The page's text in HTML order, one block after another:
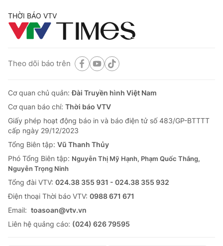
THỜI BÁO VTV
Theo dõi báo trên
Cơ quan chủ quản:Đài Truyền hình Việt Nam
Cơ quan báo chí: Thời báo VTV
Giấy phép hoạt động báo in và báo điện tử số 483/GP-BTTTT
cấp ngày 29/12/2023
Tổng Biên tập: Vũ Thanh Thủy
Phó Tổng Biên tập: Nguyễn Thị Mỹ Hạnh, Phạm Quốc Thắng,
Nguyễn Trọng Ninh
Tổng đài VTV: 024.38 355 931 - 024.38 355 932
Ðiện thoại Thời báo VTV: 0988 671 671
Email: toasoan@vtv.vn
Liên hệ quảng cáo: (024) 626 79595